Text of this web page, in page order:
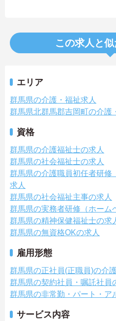
この求人と
エリア
群馬県の介護・福祉求人
群馬県北群馬郡吉岡町の介護
資格
群馬県の介護福祉士の求人
群馬県の社会福祉士の求人
群馬県の介護職員初任者研修
求人
群馬県の社会福祉主事の求人
群馬県の実務者研修（ホーム
群馬県の精神保健福祉士の求
群馬県の無資格OKの求人
雇用形態
群馬県の正社員(正職員)の介
群馬県の契約社員・嘱託社員
群馬県の非常勤・パート・ア
サービス内容